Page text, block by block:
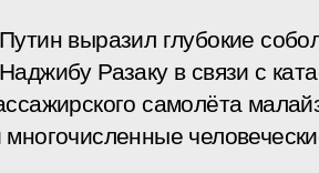
выразил глубокие
Разаку в связи с
самолёта